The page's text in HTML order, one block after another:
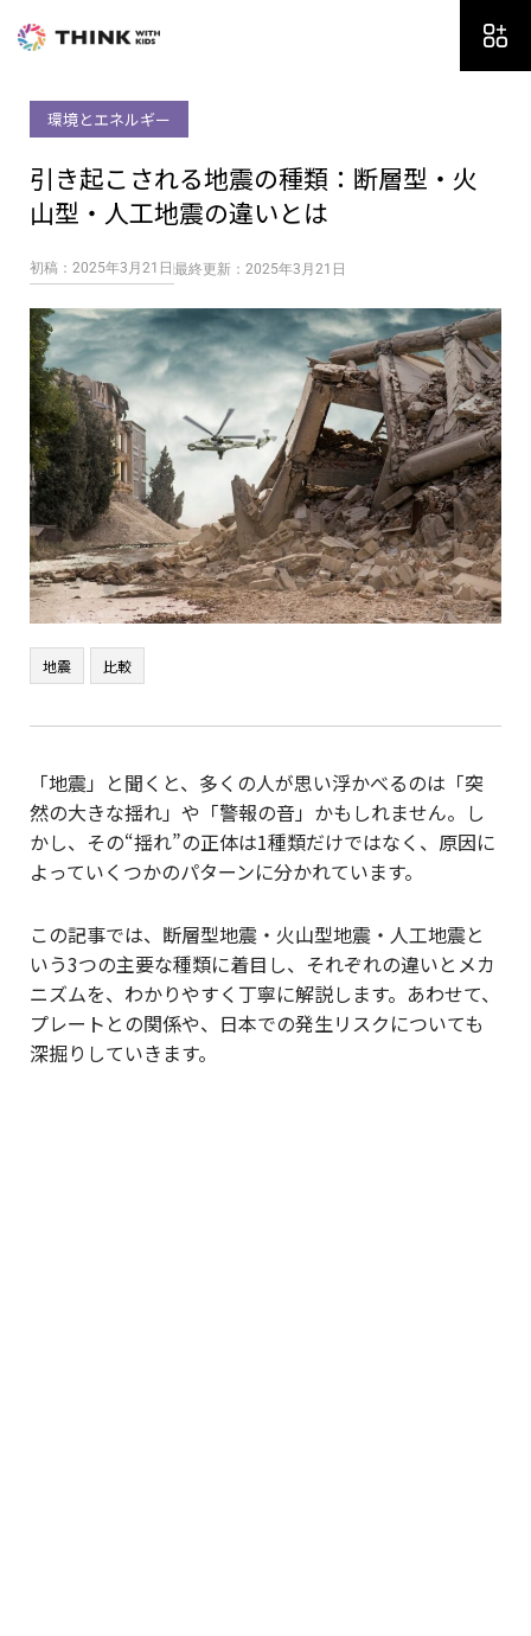
環境とエネルギー
引き起こされる地震の種類：断層型・火
山型・人工地震の違いとは
初稿：2025年3月21日 最終更新：2025年3月21日
地震 比較
「地震」と聞くと、多くの人が思い浮かべるのは「突
然の大きな揺れ」や「警報の音」かもしれません。し
かし、その“揺れ”の正体は1種類だけではなく、原因に
よっていくつかのパターンに分かれています。
この記事では、断層型地震・火山型地震・人工地震と
いう3つの主要な種類に着目し、それぞれの違いとメカ
ニズムを、わかりやすく丁寧に解説します。あわせて、
プレートとの関係や、日本での発生リスクについても
深掘りしていきます。